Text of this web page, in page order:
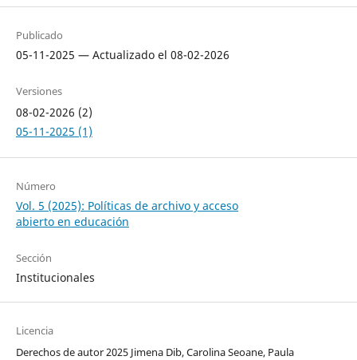
Publicado
05-11-2025 — Actualizado el 08-02-2026
Versiones
08-02-2026 (2)
05-11-2025 (1)
Número
Vol. 5 (2025): Políticas de archivo y acceso
abierto en educación
Sección
Institucionales
Licencia
Derechos de autor 2025 Jimena Dib, Carolina Seoane, Paula